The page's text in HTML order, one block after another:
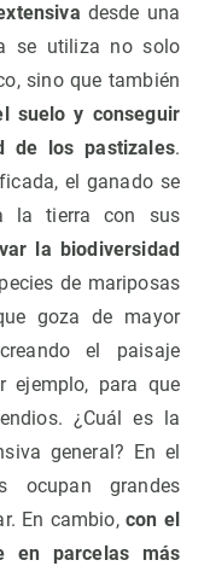
desde una
se utiliza no solo
sino que también
suelo y conseguir
de los pastizales.
el ganado se
la tierra con sus
la biodiversidad
de mariposas
goza de mayor
el paisaje
ejemplo, para que
¿Cuál es la
general? En el
ocupan grandes
En cambio, con el
en parcelas más